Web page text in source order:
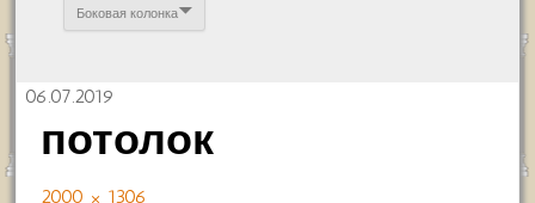
Боковая колонка
06.07.2019
потолок
2000 × 1306